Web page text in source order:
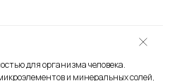
для организма человека.
и минеральных солей,